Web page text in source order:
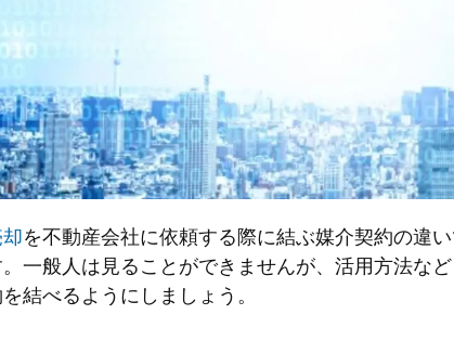
を不動産会社に依頼する際に結ぶ媒介契約の違
一般人は見ることができませんが、活用方法な
結べるようにしましょう。